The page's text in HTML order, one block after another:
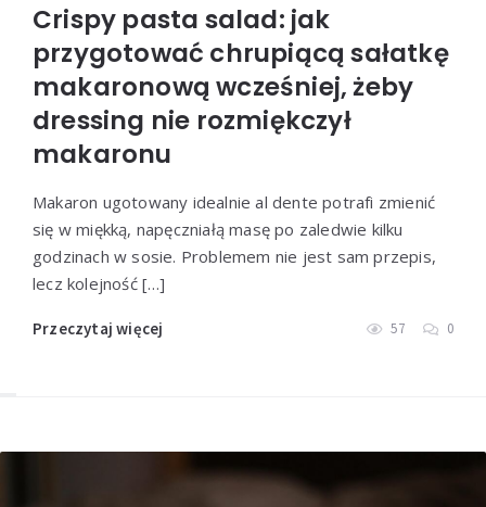
Crispy pasta salad: jak
przygotować chrupiącą sałatkę
makaronową wcześniej, żeby
dressing nie rozmiękczył
makaronu
Makaron ugotowany idealnie al dente potrafi zmienić
się w miękką, napęczniałą masę po zaledwie kilku
godzinach w sosie. Problemem nie jest sam przepis,
lecz kolejność […]
Przeczytaj więcej 57 0